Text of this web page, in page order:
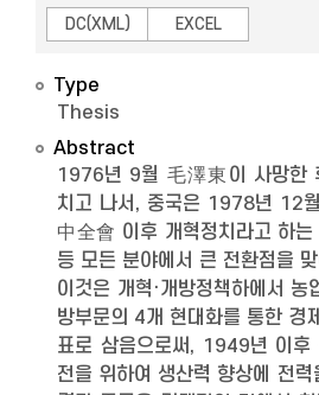
DC(XML)
EXCEL
Type
Thesis
Abstract
1976년 9월 毛澤東이 사망한
치고 나서, 중국은 1978년 12
中全會 이후 개혁정치라고 하
등 모든 분야에서 큰 전환점을
이것은 개혁·개방정책하에서 농
방부문의 4개 현대화를 통한 경
표로 삼음으로써, 1949년 이후
전을 위하여 생산력 향상에 전